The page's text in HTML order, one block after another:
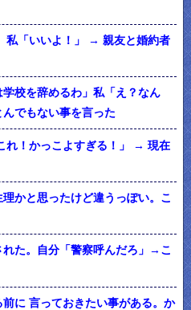
私「いいよ！」 → 親友と婚約者
学校を辞めるわ」私「え？なん
でもない事を言った
れ！かっこよすぎる！」 → 現在
かと思ったけど違うっぽい。こ
た。自分「警察呼んだろ」→こ
に 言っておきたい事がある。か